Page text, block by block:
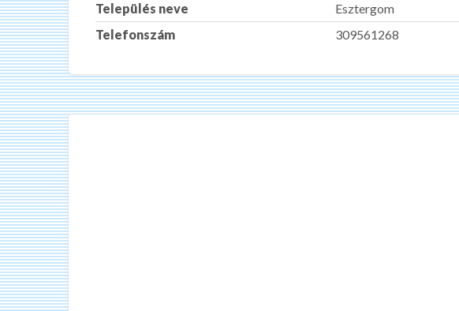
Település neve
Esztergom
Telefonszám
309561268